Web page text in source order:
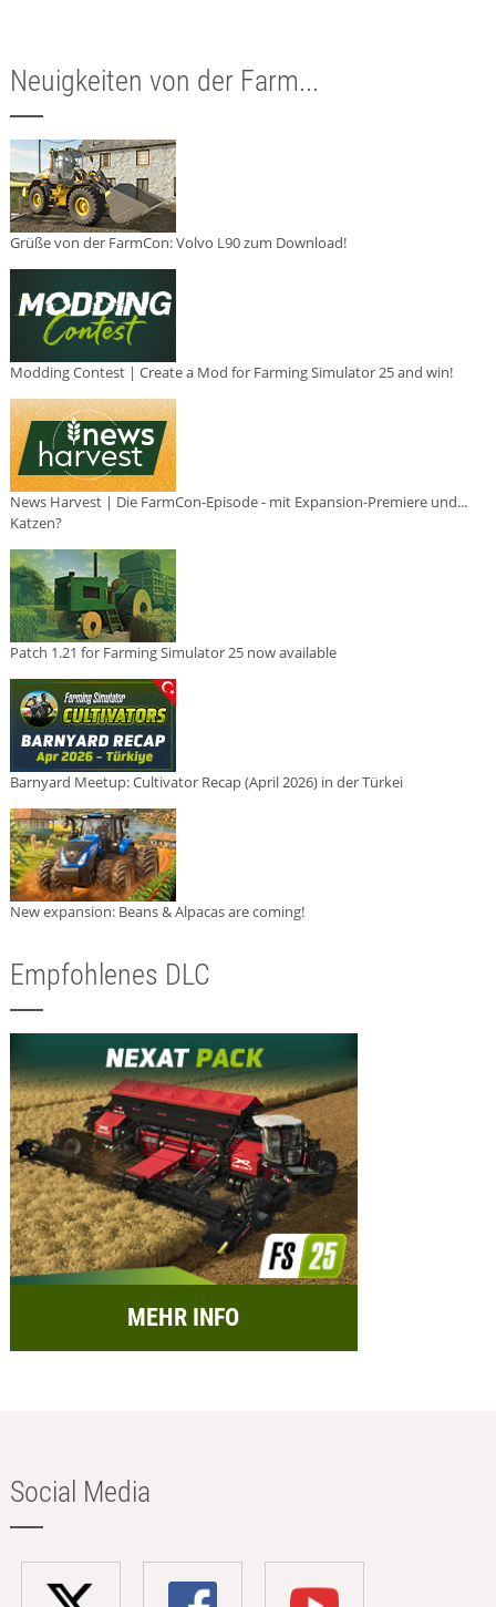
Neuigkeiten von der Farm...
Grüße von der FarmCon: Volvo L90 zum Download!
Modding Contest | Create a Mod for Farming Simulator 25 and win!
News Harvest | Die FarmCon-Episode - mit Expansion-Premiere und...
Katzen?
Patch 1.21 for Farming Simulator 25 now available
Barnyard Meetup: Cultivator Recap (April 2026) in der Türkei
New expansion: Beans & Alpacas are coming!
Empfohlenes DLC
MEHR INFO
Social Media